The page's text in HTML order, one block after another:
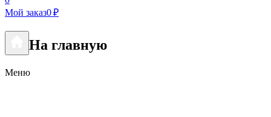
Мой заказ0 ₽
На главную
Меню